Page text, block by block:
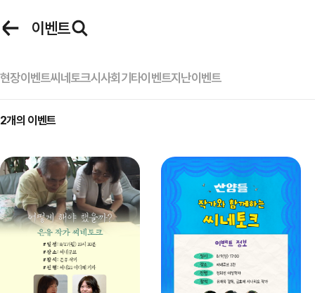
이벤트
로그인
현장이벤트씨네토크시사회 기타이벤트지난이벤트
2개의 이벤트아이디
비밀번호
자동 로그인